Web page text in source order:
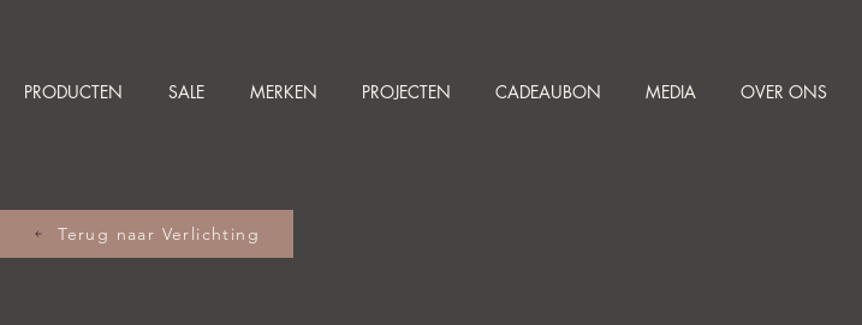
PRODUCTEN SALE MERKEN PROJECTEN CADEAUBON MEDIA OVER ONS
Terug naar Verlichting